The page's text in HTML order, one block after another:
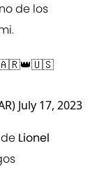
de los
🇦🇷👑🇺🇸
July 17, 2023
Lionel